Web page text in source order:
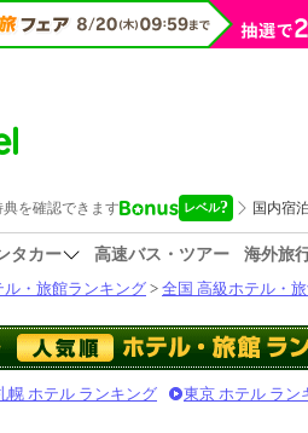
タカー 高速バス・ツアー
海外旅
ル・旅館ランキング > 全国 高級ホテル・
幌 ホテル ランキング 東京 ホテル ラン